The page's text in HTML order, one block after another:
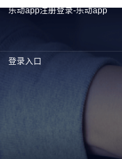
乐动app注册登录-乐动app
登录入口